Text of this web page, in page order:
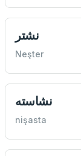
نشتر
Neşter
نشاسته
nişasta